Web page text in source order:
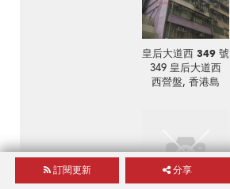
皇后大道西 349 號
349 皇后大道西
西營盤, 香港島
訂閱更新 分享